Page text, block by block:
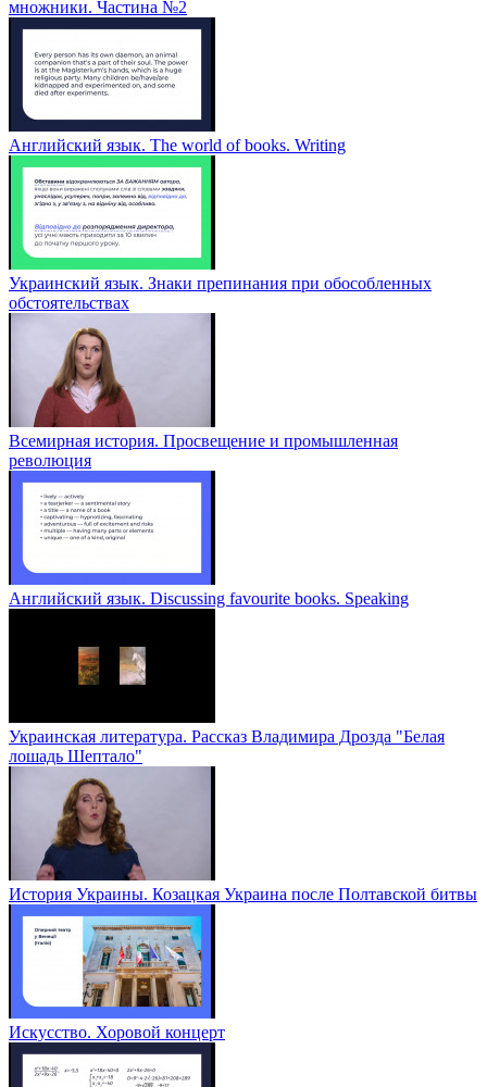
множники. Частина №2
Английский язык. The world of books. Writing
Украинский язык. Знаки препинания при обособленных
обстоятельствах
Всемирная история. Просвещение и промышленная
революция
Английский язык. Discussing favourite books. Speaking
Украинская литература. Рассказ Владимира Дрозда "Белая
лошадь Шептало"
История Украины. Козацкая Украина после Полтавской битвы
Искусство. Хоровой концерт